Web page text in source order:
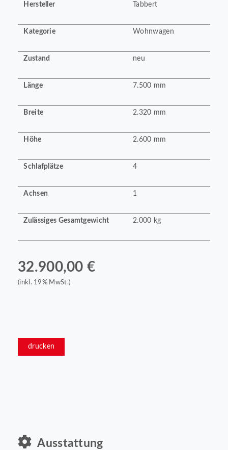
Hersteller Tabbert
Kategorie Wohnwagen
Zustand neu
Länge 7.500 mm
Breite 2.320 mm
Höhe 2.600 mm
Schlafplätze 4
Achsen 1
Zulässiges Gesamtgewicht 2.000 kg
32.900,00 €
(inkl. 19% MwSt.)
drucken
Ausstattung